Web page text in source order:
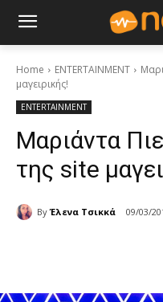
Home ENTERTAINMENT
μαγειρικής!
ENTERTAINMENT
Μαριάντα
της site
By Έλενα Τσικκά 09/03/